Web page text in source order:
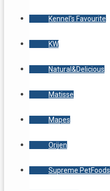
Kennel's Favourite
KW
Natural&Delicious
Matisse
Mapes
Orijen
Supreme PetFoods